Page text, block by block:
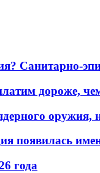
Санитарно-
дороже,
оружия,
появилась
года